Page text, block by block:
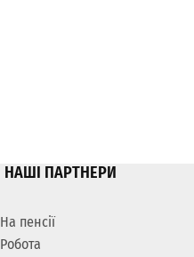
НАШІ ПАРТНЕРИ
На пенсії
Робота